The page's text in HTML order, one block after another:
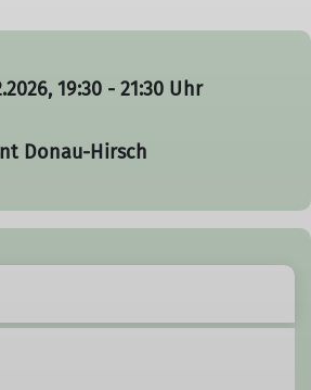
19:30 - 21:30 Uhr
Donau-Hirsch